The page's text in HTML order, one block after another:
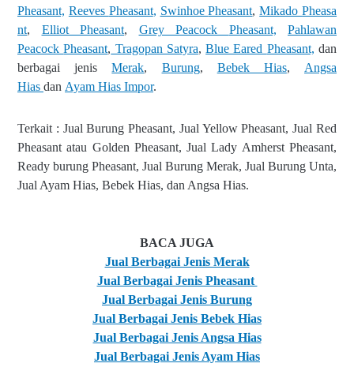
Pheasant, Reeves Pheasant, SwinhoePheasant,MikadoPheasa
nt, Elliot Pheasant, Grey Peacock Pheasant,
Pahlawan
PeacockPheasant, Tragopan Satyra,Blue Eared Pheasant, dan
berbagai jenisMerak, Burung, Bebek Hias, Angsa
Hias dan Ayam Hias Impor.
Terkait : Jual Burung Pheasant, Jual Yellow Pheasant, Jual Red
Pheasant atau Golden Pheasant, Jual Lady Amherst Pheasant,
Ready burung Pheasant, Jual Burung Merak, Jual Burung Unta,
Jual Ayam Hias, Bebek Hias, dan Angsa Hias.
BACA JUGA
Jual Berbagai Jenis Merak
Jual Berbagai Jenis Pheasant
Jual Berbagai Jenis Burung
Jual Berbagai Jenis Bebek Hias
Jual Berbagai Jenis Angsa Hias
Jual Berbagai Jenis Ayam Hias